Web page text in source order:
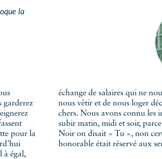
garderez
pour la
à égal,
échange de salaires qui ne
nous vêtir et de nous loger décemment, ni d'élever nos enfants comme des êtres
chers. Nous avons connu les ironies, les insultes, les coups que nous devions
subir matin, midi et soir, parce que nous étions des nègres. Qui oubliera qu'à un
Noir on disait « Tu », non certes comme à un ami, mais parce que le «
honorable était réservé aux